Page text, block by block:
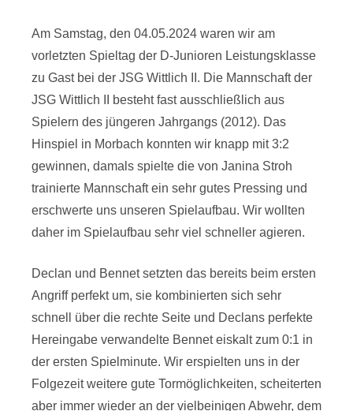
Am Samstag, den 04.05.2024 waren wir am
vorletzten Spieltag der D-Junioren Leistungsklasse
zu Gast bei der JSG Wittlich II. Die Mannschaft der
JSG Wittlich II besteht fast ausschließlich aus
Spielern des jüngeren Jahrgangs (2012). Das
Hinspiel in Morbach konnten wir knapp mit 3:2
gewinnen, damals spielte die von Janina Stroh
trainierte Mannschaft ein sehr gutes Pressing und
erschwerte uns unseren Spielaufbau. Wir wollten
daher im Spielaufbau sehr viel schneller agieren.
Declan und Bennet setzten das bereits beim ersten
Angriff perfekt um, sie kombinierten sich sehr
schnell über die rechte Seite und Declans perfekte
Hereingabe verwandelte Bennet eiskalt zum 0:1 in
der ersten Spielminute. Wir erspielten uns in der
Folgezeit weitere gute Tormöglichkeiten, scheiterten
aber immer wieder an der vielbeinigen Abwehr, dem